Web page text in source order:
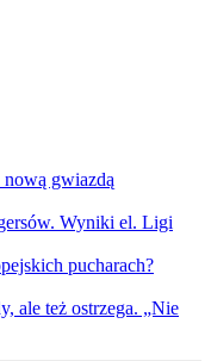
nową gwiazdą
Wyniki el. Ligi
pucharach?
ale też ostrzega. „Nie